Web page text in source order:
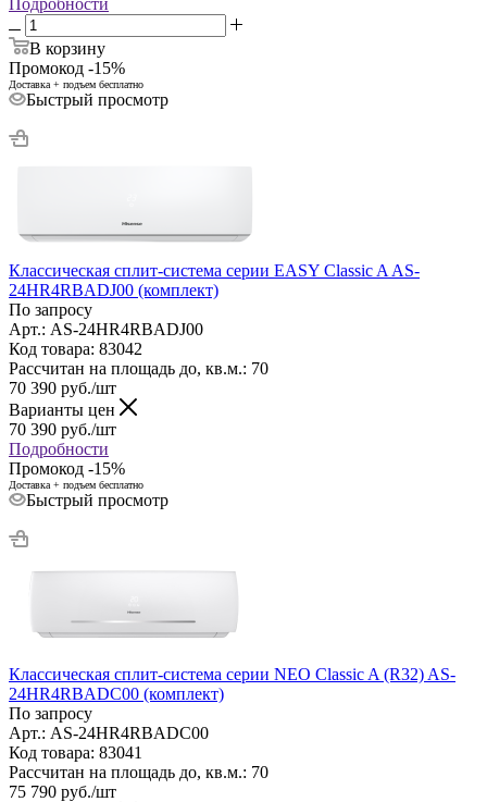
В корзину
Промокод -15%
Доставка + подъем бесплатно
Быстрый просмотр
Классическая сплит-система серии EASY Classic A AS-
24HR4RBADJ00 (комплект)
По запросу
Арт.: AS-24HR4RBADJ00
Код товара: 83042
Рассчитан на площадь до, кв.м.: 70
70 390 руб./шт
Варианты цен
70 390 руб./шт
Подробности
Промокод -15%
Доставка + подъем бесплатно
Быстрый просмотр
Классическая сплит-система серии NEO Classic A (R32) AS-
24HR4RBADC00 (комплект)
По запросу
Арт.: AS-24HR4RBADC00
Код товара: 83041
Рассчитан на площадь до, кв.м.: 70
75 790 руб./шт